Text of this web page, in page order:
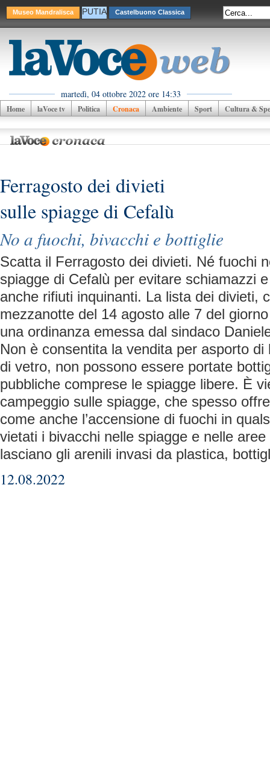
Museo Mandralisca PUTIA Castelbuono Classica
martedì, 04 ottobre 2022 ore 14:33
Home laVoce tv Politica Cronaca Ambiente Sport Cultura &
Ferragosto dei divieti
sulle spiagge di Cefalù
No a fuochi, bivacchi e bottiglie
Scatta il Ferragosto dei divieti. Né fuochi
spiagge di Cefalù per evitare schiamazzi
anche rifiuti inquinanti. La lista dei divieti,
mezzanotte del 14 agosto alle 7 del
una ordinanza emessa dal sindaco
Non è consentita la vendita per asporto
di vetro, non possono essere portate
pubbliche comprese le spiagge libere. È
campeggio sulle spiagge, che spesso
come anche l’accensione di fuochi in
vietati i bivacchi nelle spiagge e nelle
lasciano gli arenili invasi da plastica,
12.08.2022